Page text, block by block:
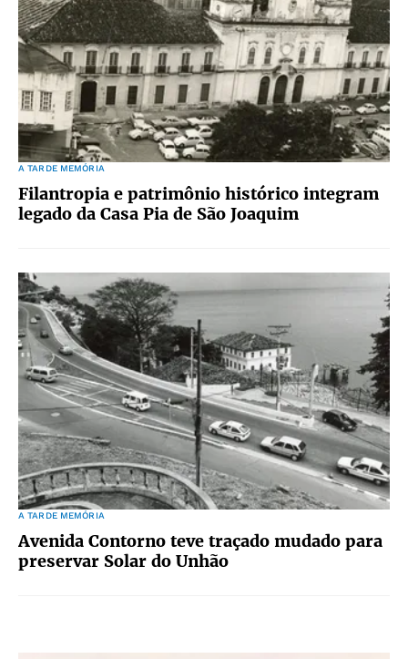
A TARDE MEMÓRIA
Filantropia e patrimônio histórico integram
legado da Casa Pia de São Joaquim
A TARDE MEMÓRIA
Avenida Contorno teve traçado mudado para
preservar Solar do Unhão